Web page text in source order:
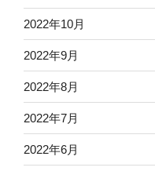
2022年10月
2022年9月
2022年8月
2022年7月
2022年6月